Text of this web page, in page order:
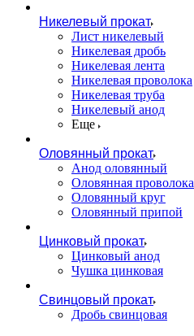
Никелевый прокат
Лист никелевый
Никелевая дробь
Никелевая лента
Никелевая проволока
Никелевая труба
Никелевый анод
Еще
Оловянный прокат
Анод оловянный
Оловянная проволока
Оловянный круг
Оловянный припой
Цинковый прокат
Цинковый анод
Чушка цинковая
Свинцовый прокат
Дробь свинцовая